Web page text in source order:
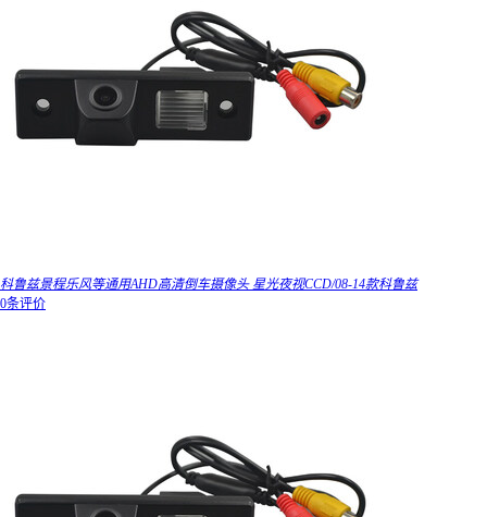
科鲁兹景程乐风等通用AHD高清倒车摄像头 星光夜视CCD/08-14款科鲁兹
0条评价